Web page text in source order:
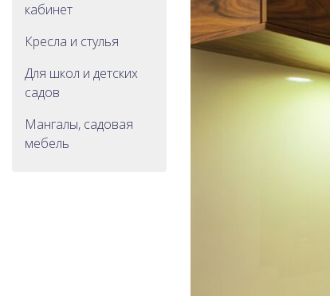
кабинет
Кресла и стулья
Для школ и детских
садов
Мангалы, садовая
мебель